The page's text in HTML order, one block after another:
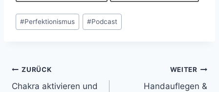
Schlagworte:
#Perfektionismus #Podcast
Beitragsnavigation
ZURÜCK
Chakra aktivieren und
WEITER
Handauflegen &